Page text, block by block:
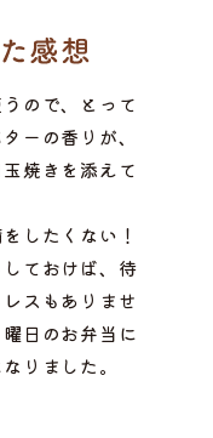
ので、とって
ーの香りが、
焼きを添えて
したくない！
ておけば、待
スもありませ
日のお弁当に
りました。